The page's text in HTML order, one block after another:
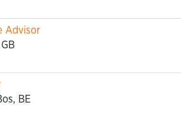
Advisor
BE